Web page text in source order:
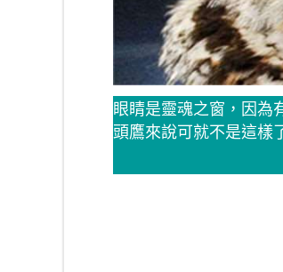
眼睛是靈魂之窗，因為
頭鷹來說可就不是這樣